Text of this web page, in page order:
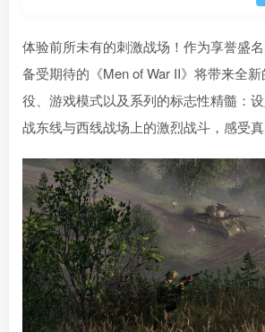
体验前所未有的刺激战场！作为享誉盛
备受期待的《Men of War II》将带来全
役、游戏模式以及系列的标志性精髓：
战东线与西线战场上的激烈战斗，感受真